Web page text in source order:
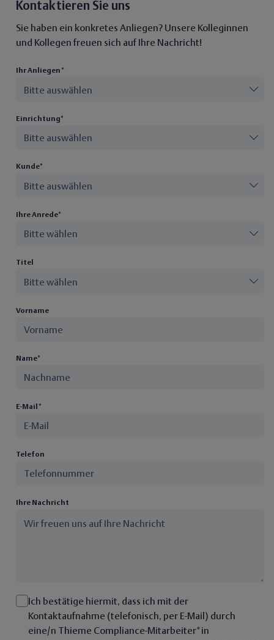
Kontaktieren Sie uns
Sie haben ein konkretes Anliegen? Unsere Kolleginnen
und Kollegen freuen sich auf Ihre Nachricht!
Ihr Anliegen*
Einrichtung*
Kunde*
Ihre Anrede*
Titel
Vorname
Name*
E-Mail*
Telefon
Ihre Nachricht
Ich bestätige hiermit, dass ich mit der
Kontaktaufnahme (telefonisch, per E-Mail) durch
eine/n Thieme Compliance-Mitarbeiter*in